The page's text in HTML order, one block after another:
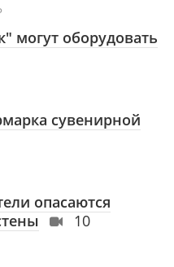
могут оборудовать
сувенирной
опасаются
10